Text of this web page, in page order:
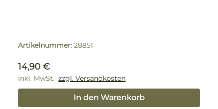
Artikelnummer: 28851
Regulärer Preis:
14,90 €
inkl. MwSt. zzgl. Versandkosten
In den Warenkorb